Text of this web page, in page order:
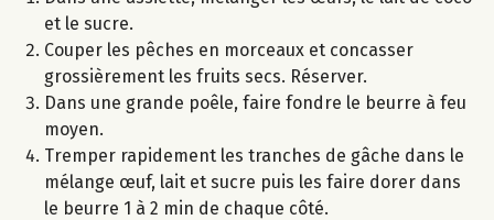
et le sucre.
Couper les pêches en morceaux et concasser
grossièrement les fruits secs. Réserver.
Dans une grande poêle, faire fondre le beurre à feu
moyen.
Tremper rapidement les tranches de gâche dans le
mélange œuf, lait et sucre puis les faire dorer dans
le beurre 1 à 2 min de chaque côté.